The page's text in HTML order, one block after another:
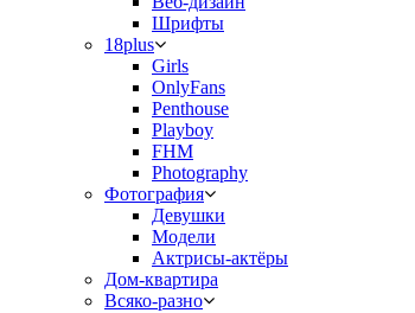
Шрифты
18plus
Girls
OnlyFans
Penthouse
Playboy
FHM
Photography
Фотография
Девушки
Модели
Актрисы-актёры
Дом-квартира
Всяко-разно